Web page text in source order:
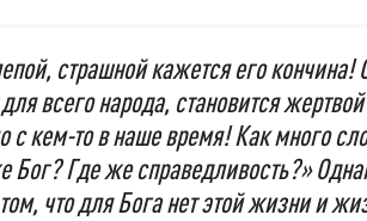
страшной кажется его
для всего народа, становится
с кем-то в наше время! Как много
Бог? Где же справедливость?»
что для Бога нет этой жизни и